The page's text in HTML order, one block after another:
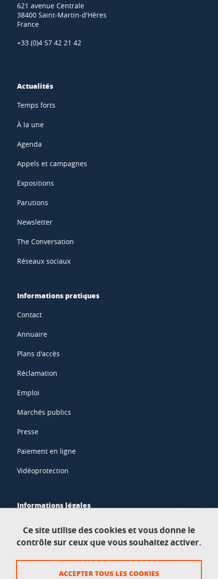
621 avenue Centrale
38400 Saint-Martin-d'Hères
France
+33 (0)4 57 42 21 42
Actualités
Temps forts
À la une
Agenda
Appels et campagnes
Expositions
Parutions
Newsletter
The Conversation
Réseaux sociaux
Informations pratiques
Contact
Annuaire
Plans d'accès
Réclamation
Emploi
Marchés publics
Presse
Paiement en ligne
Vidéoprotection
Informations légales
Données personnelles
Crédits
Ce site utilise des cookies et vous donne le
contrôle sur ceux que vous souhaitez activer.
ACCEPTER TOUS LES COOKIES